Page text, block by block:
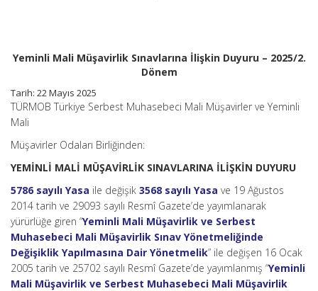
Yeminli Mali Müşavirlik Sınavlarına İlişkin Duyuru – 2025/2.
Dönem
Tarih: 22 Mayıs 2025
TÜRMOB Türkiye Serbest Muhasebeci Mali Müşavirler ve Yeminli
Mali
Müşavirler Odaları Birliğinden:
YEMİNLİ MALİ MÜŞAVİRLİK SINAVLARINA İLİŞKİN DUYURU
5786 sayılı Yasa ile değişik 3568 sayılı Yasa ve 19 Ağustos
2014 tarih ve 29093 sayılı Resmî Gazete’de yayımlanarak
yürürlüğe giren “Yeminli Mali Müşavirlik ve Serbest
Muhasebeci Mali Müşavirlik Sınav Yönetmeliğinde
Değişiklik Yapılmasına Dair Yönetmelik” ile değişen 16 Ocak
2005 tarih ve 25702 sayılı Resmî Gazete’de yayımlanmış “Yeminli
Mali Müşavirlik ve Serbest Muhasebeci Mali Müşavirlik